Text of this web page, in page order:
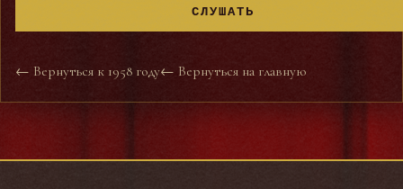
СЛУШАТЬ
← Вернуться к 1958 году← Вернуться на главную